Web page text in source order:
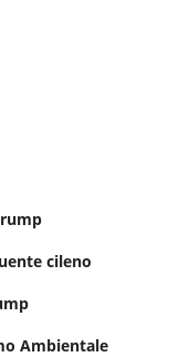
cileno
Ambientale